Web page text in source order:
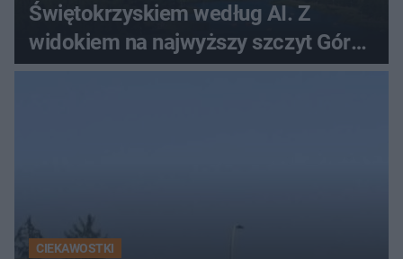
Świętokrzyskiem według AI. Z
widokiem na najwyższy szczyt Gór
Świętokrzyskich
CIEKAWOSTKI